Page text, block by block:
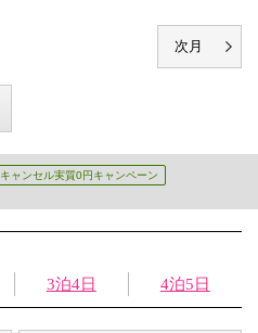
キャンセル実質0円キャンペーン
3泊4日 4泊5日